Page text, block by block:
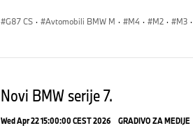
G87 CS · Avtomobili BMW M · M4 · M2 · M3 ·
Novi BMW serije 7.
Wed Apr 22 15:00:00 CEST 2026 GRADIVO ZA MEDIJE